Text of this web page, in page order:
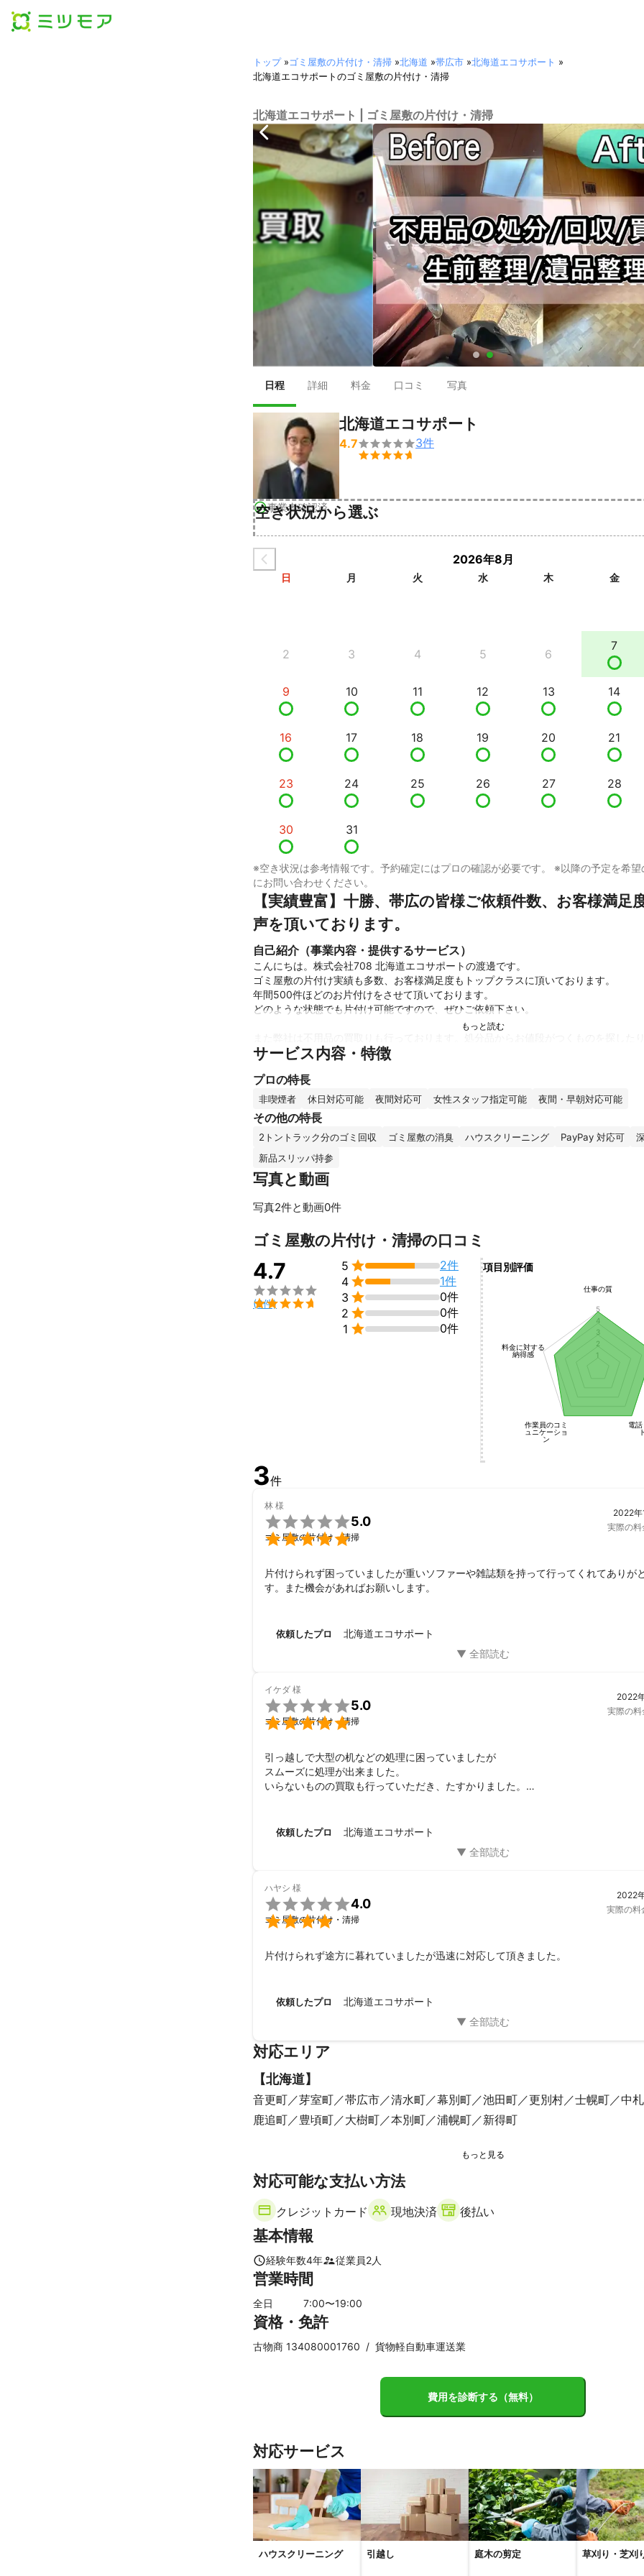
トップ»ゴミ屋敷の片付け・清掃 »北海道 »帯広市 »北海道エコサポート »
北海道エコサポートのゴミ屋敷の片付け・清掃
北海道エコサポート | ゴミ屋敷の片付け・清掃
● ●
日程 詳細 料金 口コミ 写真
事業者確認済
北海道エコサポート
4.7

3件
空き状況から選ぶ
2026年8月
日 月 火 水 木 金
2 3 4 5 6
7
9 10 11 12 13 14
16 17 18 19 20 21
23 24 25 26 27 28
30 31
※空き状況は参考情報です。予約確定にはプロの確認が必要です。 ※以降の予定を希
にお問い合わせください。
【実績豊富】十勝、帯広の皆様ご依頼件数、お客様満足
声を頂いております。
自己紹介（事業内容・提供するサービス）
こんにちは。株式会社708 北海道エコサポートの渡邊です。
ゴミ屋敷の片付け実績も多数、お客様満足度もトップクラスに頂いております。
年間500件ほどのお片付けをさせて頂いております。
どのような状態でも片付け可能ですので、ぜひご依頼下さい。
高価買取り出来ますので、お得に片付け可能になります！
是非、ご依頼お待ちしております。
ご依頼件数が殺到しておりますのでお早めのご予約お待ちしております。
これまでの実績
帯広、十勝での実績件数、年間250件以上あります。
総作業件数1000件以上になります。
また新聞などにも取り上げて頂き、市区町村からの委託を受けてやらせて頂いており
アピールポイント
帯広、十勝での遺品整理、不用品処分また不用品買取などは実績多数の北海道エコサ
下さい。
地域トップクラスの依頼と作業実績をもって安心できる作業をさせて頂いております
お客様満足度98以上を維持しております。
是非ご連絡お待ちしております！
サービス内容・特徴
プロの特長
非喫煙者 休日対応可能 夜間対応可 女性スタッフ指定可能 夜間・早朝対応可能
その他の特長
2トントラック分のゴミ回収 ゴミ屋敷の消臭 ハウスクリーニング PayPay 対応可
新品スリッパ持参
写真と動画
写真2件と動画0件
ゴミ屋敷の片付け・清掃の口コミ
4.7


(3件)
5 
2件
4 
1件
3 
0件
2 
0件
1  0件
項目別評価
仕事の質
電
作業員のコミ
ュニケーショ
ン
料金に対する
納得感
1
2
3
4
5
3件
林 様


5.0
ゴミ屋敷の片付け・清掃
2022年
実際の料
片付けられず困っていましたが重いソファーや雑誌類を持って行ってくれてありが
す。また機会があればお願いします。
依頼したプロ 北海道エコサポート
イケダ 様


5.0
ゴミ屋敷の片付け・清掃
2022
実際の料
引っ越しで大型の机などの処理に困っていましたが
スムーズに処理が出来ました。
いらないものの買取も行っていただき、たすかりました。
依頼したプロ 北海道エコサポート
ハヤシ 様


4.0
ゴミ屋敷の片付け・清掃
2022
実際の料
片付けられず途方に暮れていましたが迅速に対応して頂きました。
依頼したプロ 北海道エコサポート
対応エリア
【北海道】
音更町 芽室町 帯広市 清水町 幕別町 池田町 更別村 士幌町
中
鹿追町
豊頃町 大樹町 本別町 浦幌町 新得町
対応可能な支払い方法
クレジットカード 現地決済 後払い
基本情報
経験年数4年 従業員2人
営業時間
全日 7:00〜19:00
資格・免許
古物商 134080001760 / 貨物軽自動車運送業
費用を診断する（無料）
対応サービス
ハウスクリーニング 引越し 庭木の剪定 草刈り・芝刈